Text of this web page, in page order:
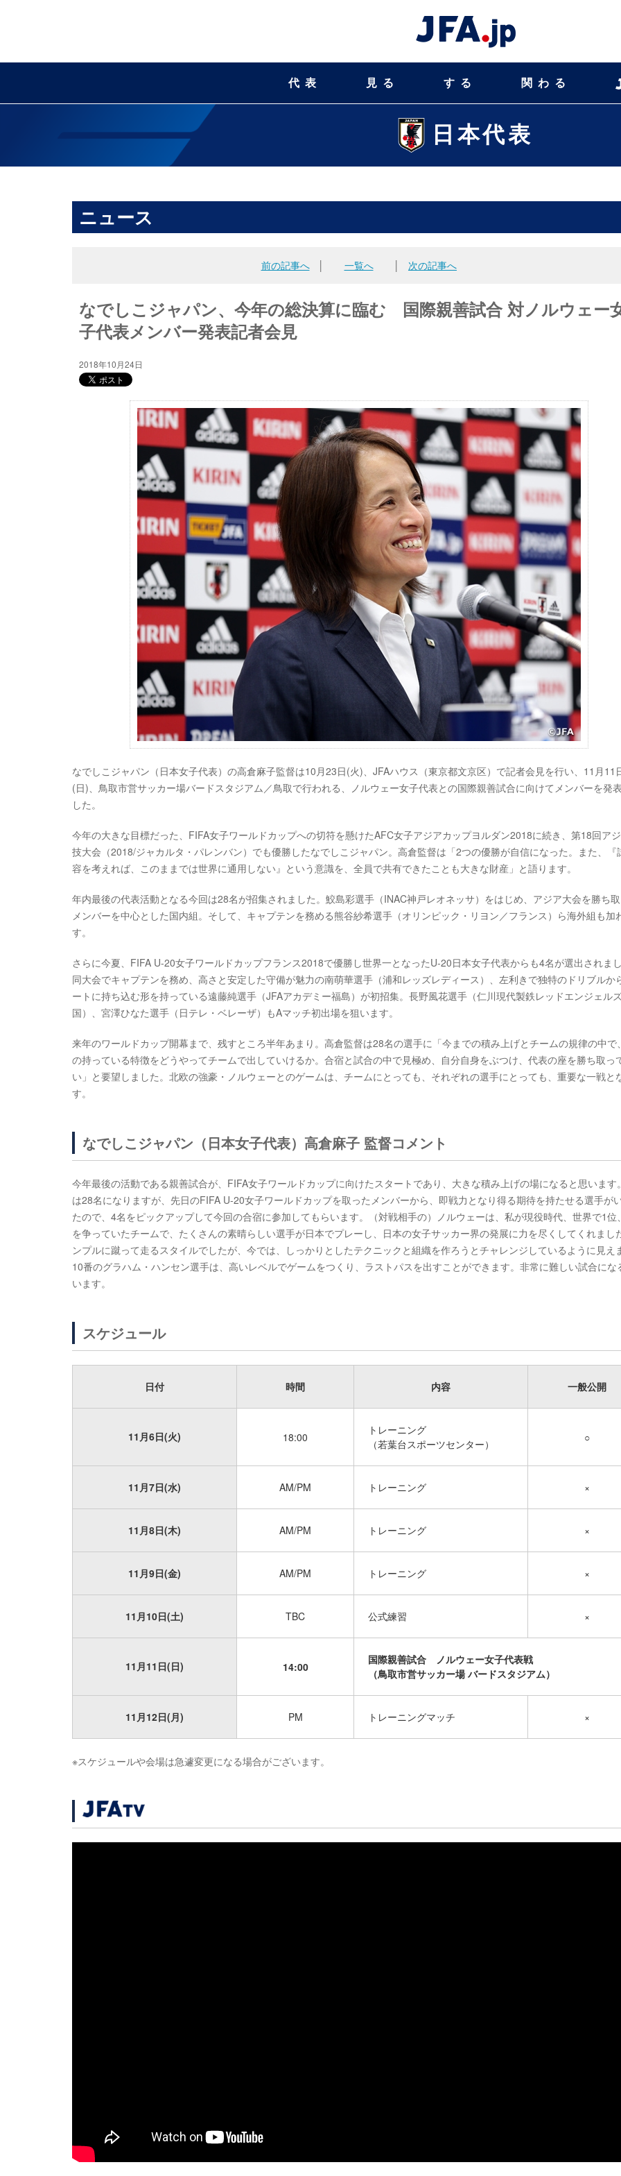
代表 見る する 関わる
日本代表
ニュース
前の記事へ│ 一覧へ 次の記事へ
なでしこジャパン、今年の総決算に臨む 国際親善試合 対ノルウェー
子代表メンバー発表記者会見
2018年10月24日
なでしこジャパン（日本女子代表）の高倉麻子監督は10月23日(火)、JFAハウス（東京都文京区）で記者会見を行い、11月11
(日)、鳥取市営サッカー場バードスタジアム／鳥取で行われる、ノルウェー女子代表との国際親善試合に向けてメンバーを発
した。
今年の大きな目標だった、FIFA女子ワールドカップへの切符を懸けたAFC女子アジアカップヨルダン2018に続き、第18回ア
技大会（2018/ジャカルタ・パレンバン）でも優勝したなでしこジャパン。高倉監督は「2つの優勝が自信になった。また、『
容を考えれば、このままでは世界に通用しない』という意識を、全員で共有できたことも大きな財産」と語ります。
年内最後の代表活動となる今回は28名が招集されました。鮫島彩選手（INAC神戸レオネッサ）をはじめ、アジア大会を勝ち
メンバーを中心とした国内組。そして、キャプテンを務める熊谷紗希選手（オリンピック・リヨン／フランス）ら海外組も加
す。
さらに今夏、FIFA U-20女子ワールドカップフランス2018で優勝し世界一となったU-20日本女子代表からも4名が選出されまし
同大会でキャプテンを務め、高さと安定した守備が魅力の南萌華選手（浦和レッズレディース）、左利きで独特のドリブルか
ートに持ち込む形を持っている遠藤純選手（JFAアカデミー福島）が初招集。長野風花選手（仁川現代製鉄レッドエンジェル
国）、宮澤ひなた選手（日テレ・ベレーザ）もAマッチ初出場を狙います。
来年のワールドカップ開幕まで、残すところ半年あまり。高倉監督は28名の選手に「今までの積み上げとチームの規律の中で
の持っている特徴をどうやってチームで出していけるか。合宿と試合の中で見極め、自分自身をぶつけ、代表の座を勝ち取っ
い」と要望しました。北欧の強豪・ノルウェーとのゲームは、チームにとっても、それぞれの選手にとっても、重要な一戦と
す。
なでしこジャパン（日本女子代表）高倉麻子 監督コメント
今年最後の活動である親善試合が、FIFA女子ワールドカップに向けたスタートであり、大きな積み上げの場になると思います
は28名になりますが、先日のFIFA U-20女子ワールドカップを取ったメンバーから、即戦力となり得る期待を持たせる選手が
たので、4名をピックアップして今回の合宿に参加してもらいます。（対戦相手の）ノルウェーは、私が現役時代、世界で1位
を争っていたチームで、たくさんの素晴らしい選手が日本でプレーし、日本の女子サッカー界の発展に力を尽くしてくれまし
ンプルに蹴って走るスタイルでしたが、今では、しっかりとしたテクニックと組織を作ろうとチャレンジしているように見え
10番のグラハム・ハンセン選手は、高いレベルでゲームをつくり、ラストパスを出すことができます。非常に難しい試合にな
います。
スケジュール
日付 時間 内容 一般公開
11月6日(火) 18:00
トレーニング
（若葉台スポーツセンター）
○
11月7日(水) AM/PM トレーニング ×
11月8日(木) AM/PM トレーニング ×
11月9日(金) AM/PM トレーニング ×
11月10日(土) TBC 公式練習 ×
11月11日(日) 14:00
国際親善試合 ノルウェー女子代表戦
（鳥取市営サッカー場 バードスタジアム）
11月12日(月) PM トレーニングマッチ ×
※スケジュールや会場は急遽変更になる場合がございます。